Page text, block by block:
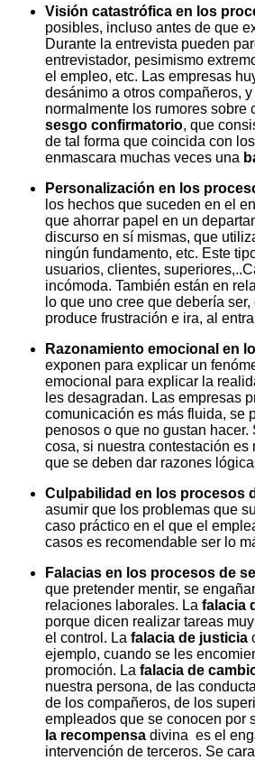
Visión catastrófica en los
posibles, incluso antes de que
Durante la entrevista pueden
entrevistador, pesimismo
el empleo, etc. Las empresas
desánimo a otros compañeros,
normalmente los rumores sobre
sesgo confirmatorio, que
de tal forma que coincida con
enmascara muchas veces una
Personalización en los
los hechos que suceden en el
que ahorrar papel en un
discurso en sí mismas, que
ningún fundamento, etc. Este
usuarios, clientes,
incómoda. También están en
lo que uno cree que debería
produce frustración e ira, al
Razonamiento emocional en
exponen para explicar un
emocional para explicar la
les desagradan. Las empresas
comunicación es más fluida, se
penosos o que no gustan
cosa, si nuestra contestación es
que se deben dar razones
Culpabilidad en los procesos
asumir que los problemas que
caso práctico en el que el
casos es recomendable ser lo
Falacias en los procesos de
que pretender mentir, se
relaciones laborales. La falacia
porque dicen realizar tareas
el control. La falacia de justicia
ejemplo, cuando se les
promoción. La falacia de
nuestra persona, de las
de los compañeros, de los
empleados que se conocen por
la recompensa divina es el
intervención de terceros. Se